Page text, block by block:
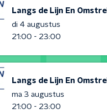
Langs de Lijn En
di 4 augustus
21:00 - 23:00
Langs de Lijn En
ma 3 augustus
21:00 - 23:00